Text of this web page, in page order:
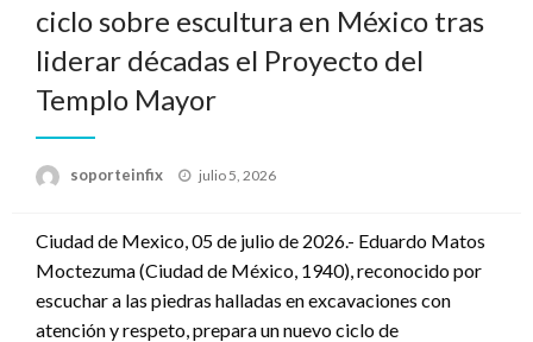
ciclo sobre escultura en México tras
liderar décadas el Proyecto del
Templo Mayor
soporteinfix
Publicado
julio 5, 2026
Ciudad de Mexico, 05 de julio de 2026.- Eduardo Matos
Moctezuma (Ciudad de México, 1940), reconocido por
escuchar a las piedras halladas en excavaciones con
atención y respeto, prepara un nuevo ciclo de